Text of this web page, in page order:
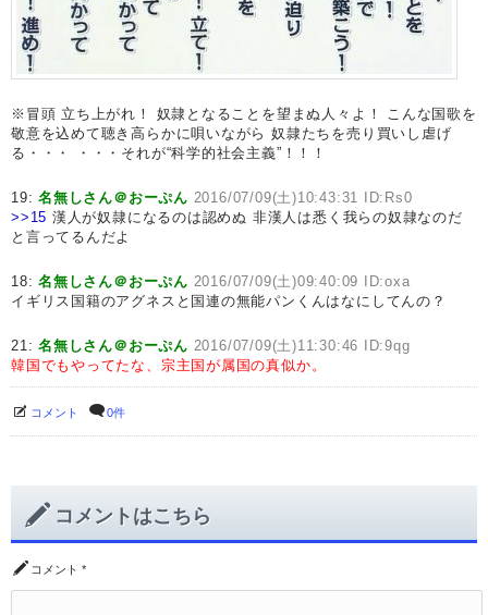
※冒頭 立ち上がれ！ 奴隷となることを望まぬ人々よ！ こんな国歌を
敬意を込めて聴き高らかに唄いながら 奴隷たちを売り買いし虐げ
る・・・ ・・・それが“科学的社会主義”！！！
19:名無しさん＠おーぷん 2016/07/09(土)10:43:31 ID:Rs0
>>15 漢人が奴隷になるのは認めぬ 非漢人は悉く我らの奴隷なのだ
と言ってるんだよ
18:名無しさん＠おーぷん 2016/07/09(土)09:40:09 ID:oxa
イギリス国籍のアグネスと国連の無能パンくんはなにしてんの？
21:名無しさん＠おーぷん 2016/07/09(土)11:30:46 ID:9qg
韓国でもやってたな、宗主国が属国の真似か。
コメント 0件
コメントはこちら
コメント *